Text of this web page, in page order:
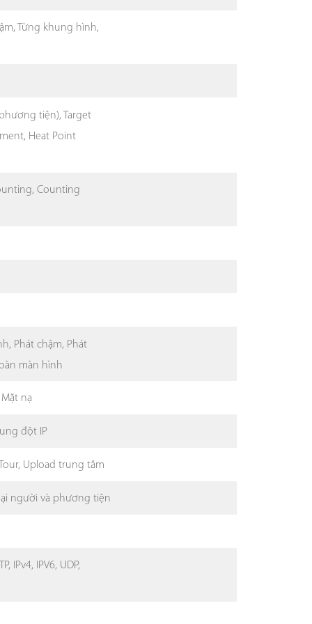
Từng khung hình,
tiện), Target
Heat Point
Counting
Phát chậm, Phát
màn hình
nạ
đột IP
Upload trung tâm
người và phương tiện
IPv4, IPV6, UDP,